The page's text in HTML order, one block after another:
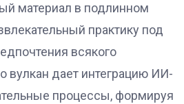
материал в подлинном
практику под
всякого
вулкан дает интеграцию ИИ-
процессы, формируя